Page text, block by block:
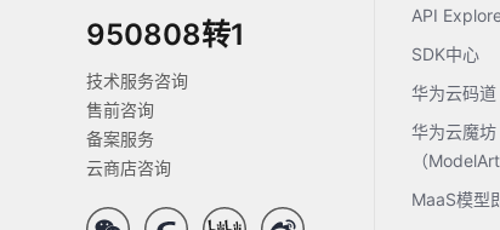
950808转1
技术服务咨询
售前咨询
备案服务
云商店咨询
API
SDK中心
华为云码道
华为云魔坊
（
MaaS模型